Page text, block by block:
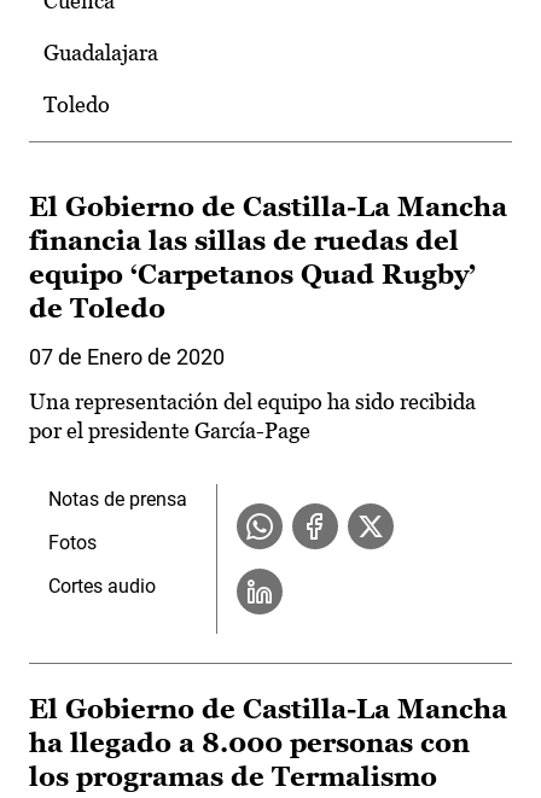
Guadalajara
Toledo
El Gobierno de Castilla-La Mancha
financia las sillas de ruedas del
equipo ‘Carpetanos Quad Rugby’
de Toledo
07 de Enero de 2020
Una representación del equipo ha sido recibida
por el presidente García-Page
Notas de prensa
Fotos
Cortes audio
El Gobierno de Castilla-La Mancha
ha llegado a 8.000 personas con
los programas de Termalismo